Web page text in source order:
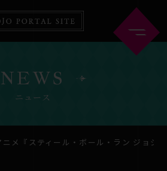
ABOUT
NEWS
ニュース
ニメ『スティール・ボール・ラン ジョジ